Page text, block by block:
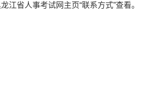
省人事考试网主页“联系方式”查看。